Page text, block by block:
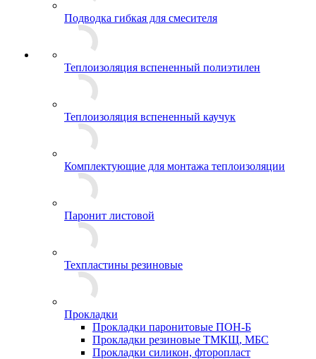
Подводка гибкая для смесителя
Теплоизоляция вспененный полиэтилен
Теплоизоляция вспененный каучук
Комплектующие для монтажа теплоизоляции
Паронит листовой
Техпластины резиновые
Прокладки
Прокладки паронитовые ПОН-Б
Прокладки резиновые ТМКЩ, МБС
Прокладки силикон, фторопласт